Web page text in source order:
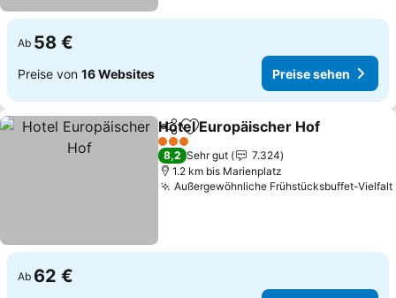
Ab 58 €
Preise von 16 Websites Preise sehen
TeilenZu Favoriten hinzufügen
Hotel Europäischer Hof
3 Sterne
8,2 Sehr gut
7.324
1.2 km bis Marienplatz
Außergewöhnliche Frühstücksbuffet-Vielfalt
Ab 62 €